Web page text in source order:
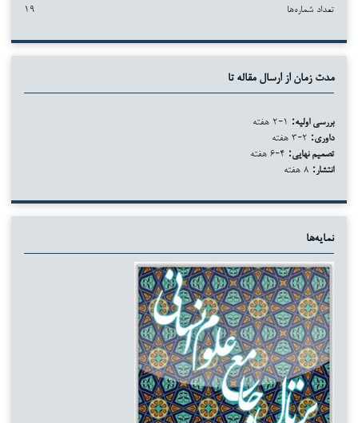
تعداد شماره‌ها ۱۹
مدت زمان از ارسال مقاله تا
بررسی اولیه:
داوری:
تصمیم نهایی:
انتشار:
نمایه‌ها